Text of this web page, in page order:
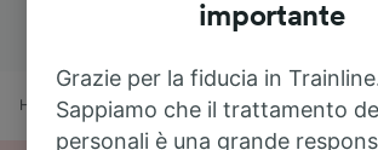
Home Orari treni Ventimiglia a Nizza
importante
Grazie per la fiducia in
Sappiamo che il trattamento
personali è una grande